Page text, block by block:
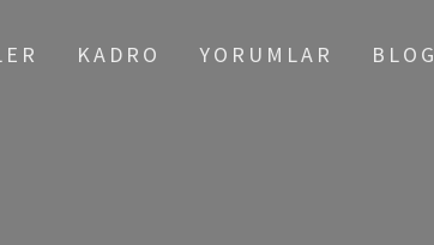
KADRO YORUMLAR BLOG